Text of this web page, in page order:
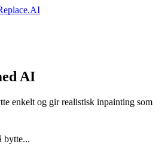
AI
enkelt og gir realistisk inpainting som
bytte...